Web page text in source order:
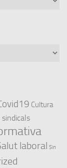
Cultura
sindicals
laboral Sin